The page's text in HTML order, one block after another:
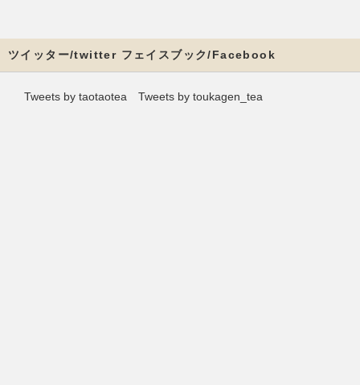
ツイッター/twitter フェイスブック/Facebook
Tweets by taotaotea Tweets by toukagen_tea